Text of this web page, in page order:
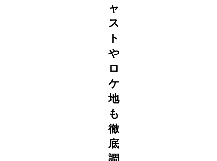
ャ
ス
ト
や
ロ
ケ
地
も
徹
底